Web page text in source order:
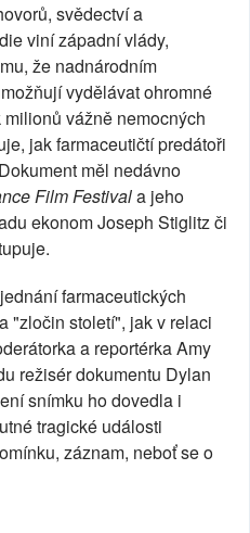
svědectví a
viní západní vlády,
že nadnárodním
vydělávat ohromné
vážně nemocných
jak farmaceutičtí predátoři
měl nedávno
Film Festivala jeho
ekonom Joseph Stiglitz či
farmaceutických
"zločin století", jak v relaci
a reportérka Amy
režisér dokumentu Dylan
snímku ho dovedla i
tragické události
záznam, neboť se o